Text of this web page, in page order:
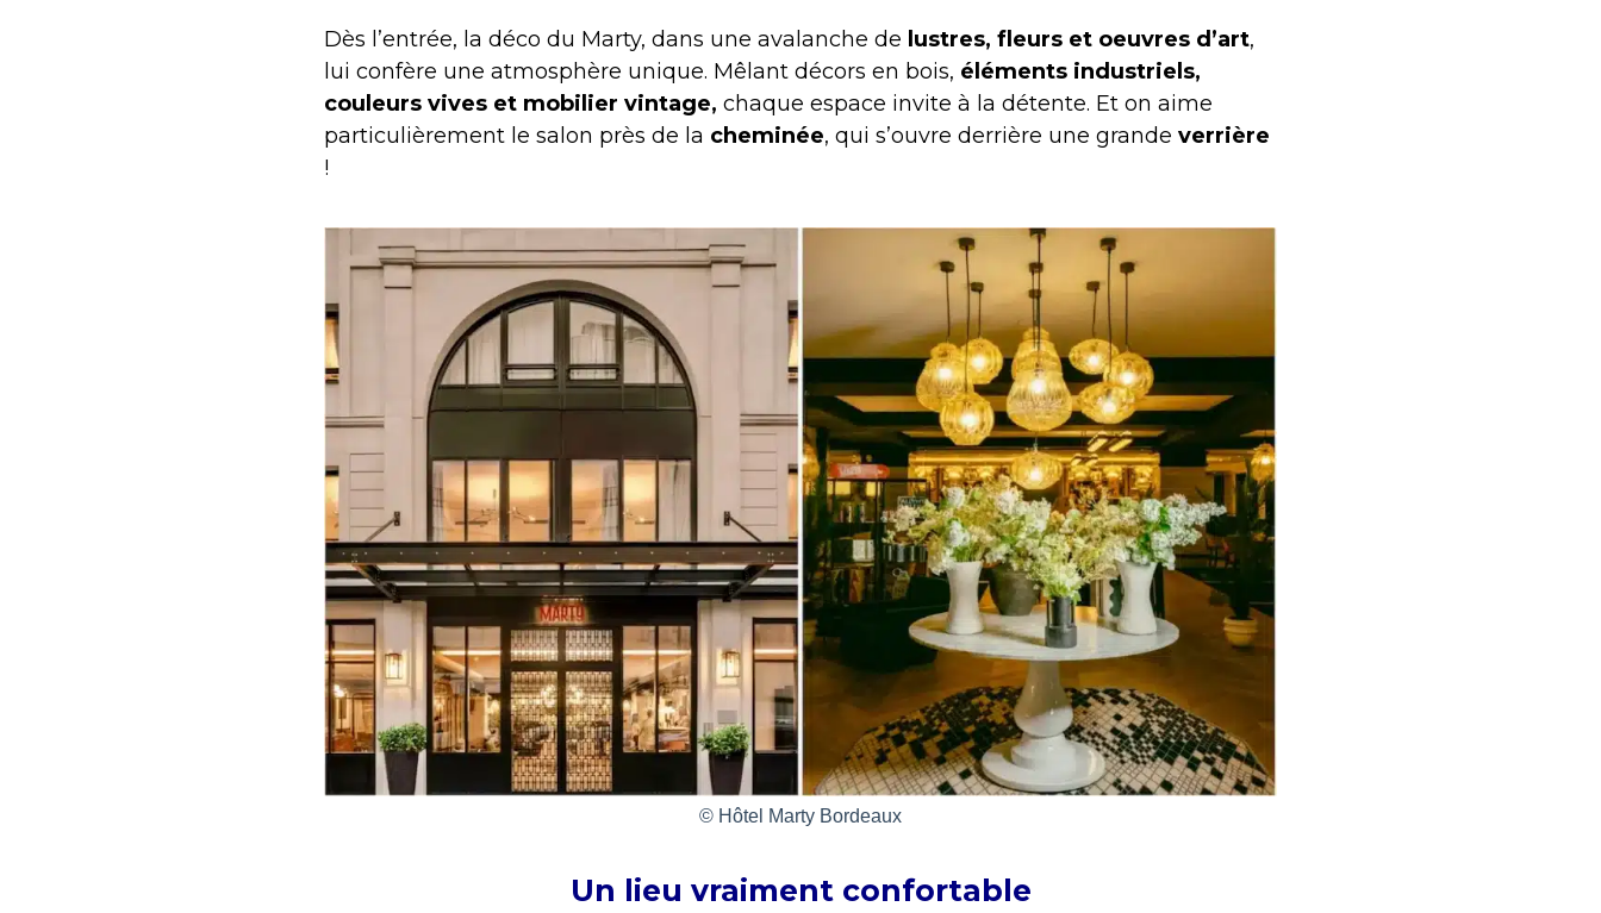
Dès l’entrée, la déco du Marty, dans une avalanche de lustres, fleurs et oeuvres d’art,
lui confère une atmosphère unique. Mêlant décors en bois, éléments industriels,
couleurs vives et mobilier vintage, chaque espace invite à la détente. Et on aime
particulièrement le salon près de la cheminée, qui s’ouvre derrière une grande verrière
!
© Hôtel Marty Bordeaux
Un lieu vraiment confortable